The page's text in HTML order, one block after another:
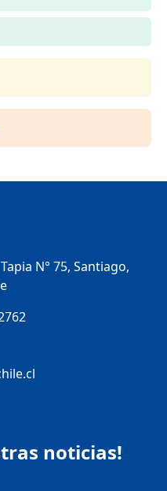
N° 75, Santiago,
noticias!